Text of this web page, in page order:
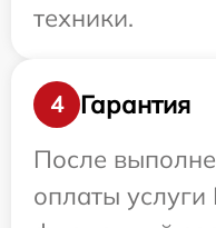
техники.
4
Гарантия
После
оплаты